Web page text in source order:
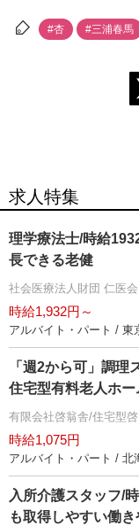
#杏 #三浦春馬
求人特集
理学療法士/時給
長できる老健
社会医療法人財団 仁医会
時給1,932円～
アルバイト・パート / 東
「週2から可」調理
住宅型有料老人ホー
有限会社啓翁舎/住宅型
時給1,075円
アルバイト・パート / 北
入所介護スタッフ/
も取得しやすい働